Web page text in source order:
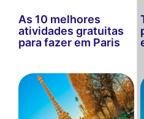
As 10 melhores
atividades gratuitas
para fazer em Paris